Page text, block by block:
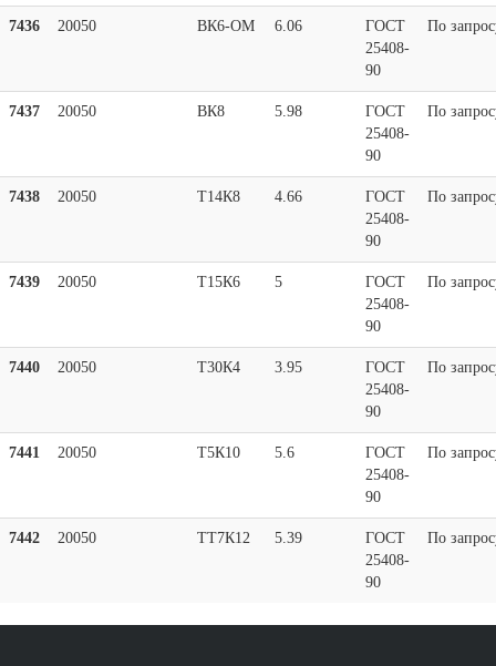
7436 20050 ВК6-ОМ 6.06
ГОСТ
25408-
90
По
7437 20050 ВК8 5.98
ГОСТ
25408-
90
По
7438 20050 Т14К8 4.66
ГОСТ
25408-
90
По
7439 20050 Т15К6 5
ГОСТ
25408-
90
По
7440 20050 Т30К4 3.95
ГОСТ
25408-
90
По
7441 20050 Т5К10 5.6
ГОСТ
25408-
90
По
7442 20050 ТТ7К12 5.39
ГОСТ
25408-
90
По